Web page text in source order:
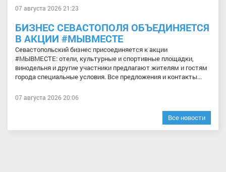
07 августа 2026 21:23
БИЗНЕС СЕВАСТОПОЛЯ ОБЪЕДИНЯЕТСЯ
В АКЦИИ #МЫВМЕСТЕ
Севастопольский бизнес присоединяется к акции
#МЫВМЕСТЕ: отели, культурные и спортивные площадки,
винодельня и другие участники предлагают жителям и гостям
города специальные условия. Все предложения и контакты...
07 августа 2026 20:06
Все новости